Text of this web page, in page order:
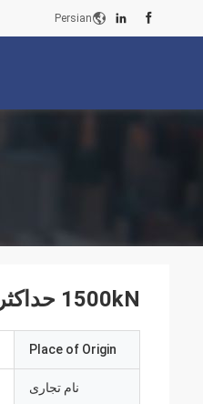
Persian
1500kN حداکثر استیل راننده نیروی چهار چرخ اسکت بورد الکتریکی
Place of Origin
نام تجاری